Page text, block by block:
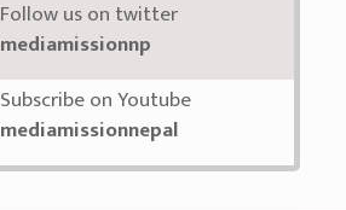
Follow us on twitter
mediamissionnp
Subscribe on Youtube
mediamissionnepal